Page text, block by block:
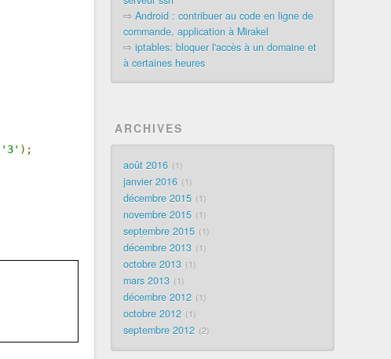
'3' );
⇨Android : contribuer au code en ligne de
commande, application à Mirakel
⇨iptables: bloquer l'accès à un domaine et
à certaines heures
ARCHIVES
août 2016 1
janvier 2016 1
décembre 2015 1
novembre 2015 1
septembre 2015 1
décembre 2013 1
octobre 2013 1
mars 2013 1
décembre 2012 1
octobre 2012 1
septembre 2012 2